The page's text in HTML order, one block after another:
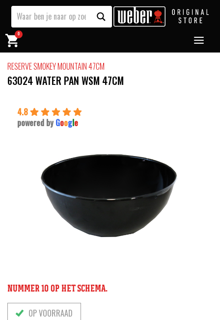
0
RESERVE SMOKEY MOUNTAIN 47CM
63024 WATER PAN WSM 47CM
4.8
powered by Google
NUMMER 10 OP HET SCHEMA.
OP VOORRAAD